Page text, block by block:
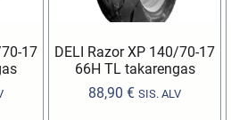
17
DELI Razor XP 140/70-17
66H TL takarengas
88,90€ SIS. ALV